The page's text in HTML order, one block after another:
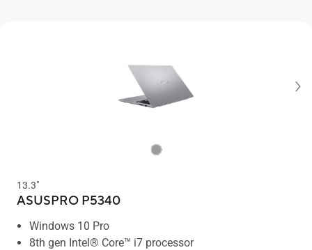
13.3"
ASUSPRO P5340
Windows 10 Pro
8th gen Intel® Core™ i7 processor